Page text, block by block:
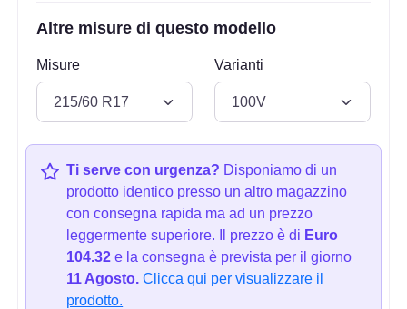
Altre misure di questo modello
Misure Varianti
Ti serve con urgenza? Disponiamo di un
prodotto identico presso un altro magazzino
con consegna rapida ma ad un prezzo
leggermente superiore. Il prezzo è di Euro
104.32 e la consegna è prevista per il giorno
11 Agosto. Clicca qui per visualizzare il
prodotto.